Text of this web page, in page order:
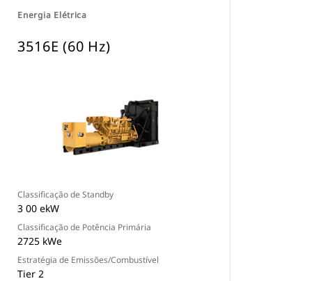
Energia Elétrica
3516E (60 Hz)
Classificação de Standby
3 00 ekW
Classificação de Potência Primária
2725 kWe
Estratégia de Emissões/Combustível
Tier 2